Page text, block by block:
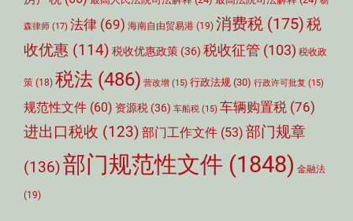
森律师 (17) 法律 (69) 海南自由贸易港 (19) 消费税 (175)税
收优惠 (114) 税收优惠政策 (36) 税收征管 (103) 税收政
策 (18) 税法 (486) 营改增 (15) 行政法规 (30) 行政许可批复 (15)
规范性文件 (60) 资源税 (36) 车船税 (15) 车辆购置税 (76)
进出口税收 (123) 部门工作文件 (53) 部门规章
(136)部门规范性文件 (1848) 金融法
(19)